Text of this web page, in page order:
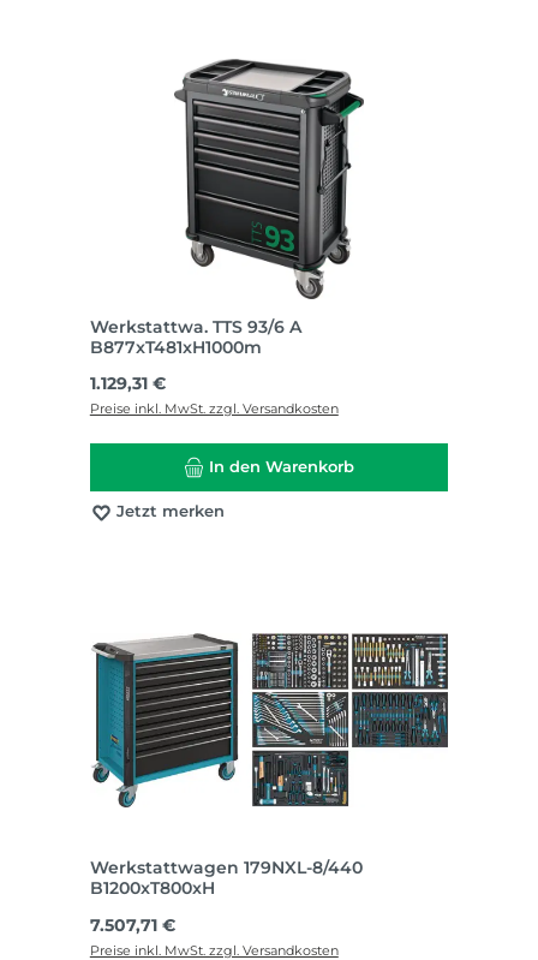
Werkstattwa. TTS 93/6 A
B877xT481xH1000m
Regulärer Preis:
1.129,31 €
Preise inkl. MwSt. zzgl. Versandkosten
In den Warenkorb
Jetzt merken
Werkstattwagen 179NXL-8/440
B1200xT800xH
Regulärer Preis:
7.507,71 €
Preise inkl. MwSt. zzgl. Versandkosten